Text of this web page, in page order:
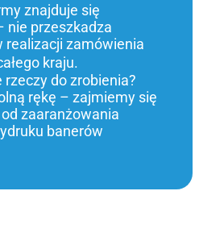
znajduje się
nie przeszkadza
realizacji zamówienia
kraju.
rzeczy do zrobienia?
rękę – zajmiemy się
zaaranżowania
banerów